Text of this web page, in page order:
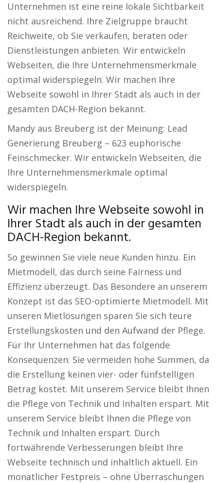
Unternehmen ist eine reine lokale Sichtbarkeit
nicht ausreichend. Ihre Zielgruppe braucht
Reichweite, ob Sie verkaufen, beraten oder
Dienstleistungen anbieten. Wir entwickeln
Webseiten, die Ihre Unternehmensmerkmale
optimal widerspiegeln. Wir machen Ihre
Webseite sowohl in Ihrer Stadt als auch in der
gesamten DACH-Region bekannt.
Mandy aus Breuberg ist der Meinung: Lead
Generierung Breuberg – 623 euphorische
Feinschmecker. Wir entwickeln Webseiten, die
Ihre Unternehmensmerkmale optimal
widerspiegeln.
Wir machen Ihre Webseite sowohl in
Ihrer Stadt als auch in der gesamten
DACH-Region bekannt.
So gewinnen Sie viele neue Kunden hinzu. Ein
Mietmodell, das durch seine Fairness und
Effizienz überzeugt. Das Besondere an unserem
Konzept ist das SEO-optimierte Mietmodell. Mit
unseren Mietlösungen sparen Sie sich teure
Erstellungskosten und den Aufwand der Pflege.
Für Ihr Unternehmen hat das folgende
Konsequenzen: Sie vermeiden hohe Summen, da
die Erstellung keinen vier- oder fünfstelligen
Betrag kostet. Mit unserem Service bleibt Ihnen
die Pflege von Technik und Inhalten erspart. Mit
unserem Service bleibt Ihnen die Pflege von
Technik und Inhalten erspart. Durch
fortwährende Verbesserungen bleibt Ihre
Webseite technisch und inhaltlich aktuell. Ein
monatlicher Festpreis – ohne Überraschungen